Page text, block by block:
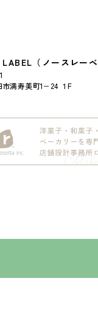
（ノースレーベ
市満寿美町1−24 １F